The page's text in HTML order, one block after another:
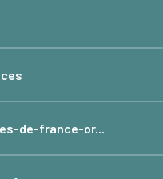
de-france-or...